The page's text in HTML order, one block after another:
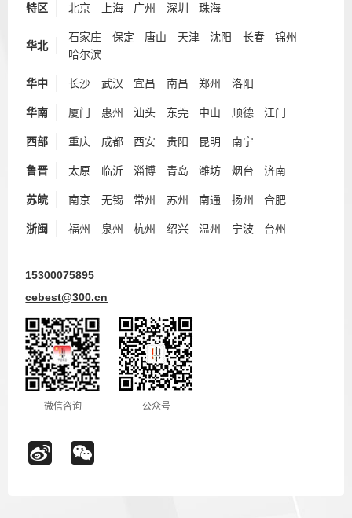
特区 北京 上海 广州 深圳 珠海
华北
石家庄 保定 唐山 天津 沈阳 长春
锦州
哈尔滨
华中 长沙 武汉 宜昌 南昌 郑州 洛阳
华南 厦门 惠州 汕头 东莞 中山 顺德 江门
西部 重庆 成都 西安 贵阳 昆明 南宁
鲁晋 太原 临沂 淄博 青岛 潍坊 烟台 济南
苏皖 南京 无锡 常州 苏州 南通 扬州 合肥
浙闽 福州 泉州 杭州 绍兴 温州 宁波 台州
15300075895
cebest@300.cn
微信咨询 公众号